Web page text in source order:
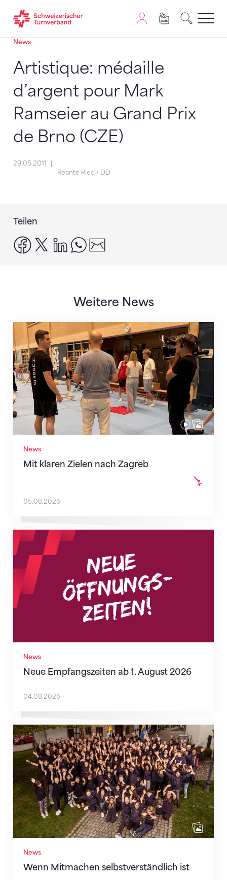
Zum Inhalt springen
Zur Sitemap navigieren
Zum Navigieren dieser Seite wird JavaScript benötigt.
News
Artistique: médaille
d’argent pour Mark
Ramseier au Grand Prix
de Brno (CZE)
29.05.2011
Reante Ried / DD
Teilen
facebook
x linkedinwhatsapp
Weitere News
News
Mit klaren Zielen nach Zagreb
Mit klaren Zielen nach Zagreb
05.08.2026
News
Neue Empfangszeiten ab 1. August 2026
Neue Empfangszeiten ab 1. August 2026
04.08.2026
News
Wenn Mitmachen selbstverständlich ist
Wenn Mitmachen selbstverständlich ist